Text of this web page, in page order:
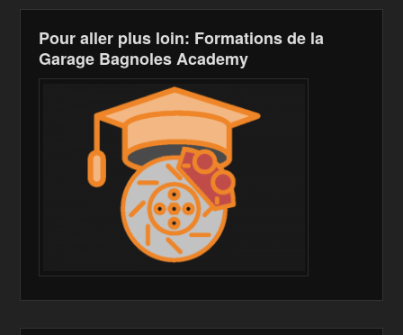
Pour aller plus loin: Formations de la
Garage Bagnoles Academy